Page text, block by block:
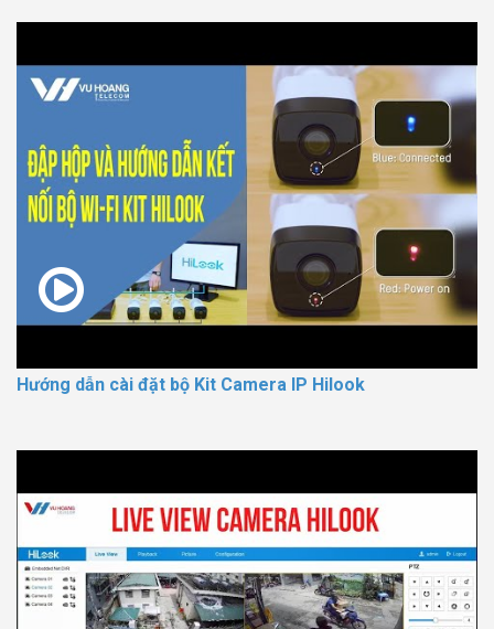
Hướng dẫn cài đặt bộ Kit Camera IP Hilook